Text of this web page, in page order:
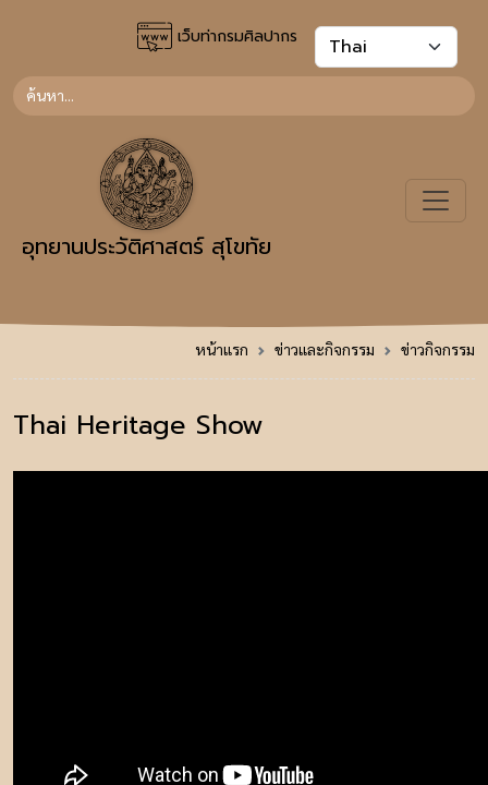
เว็บท่ากรมศิลปากร
อุทยานประวัติศาสตร์ สุโขทัย
หน้าแรก ข่าวและกิจกรรม ข่าวกิจกรรม
Thai Heritage Show